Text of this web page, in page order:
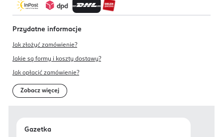
Przydatne informacje
Jak złożyć zamówienie?
Jakie są formy i koszty dostawy?
Jak opłacić zamówienie?
Zobacz więcej
Gazetka